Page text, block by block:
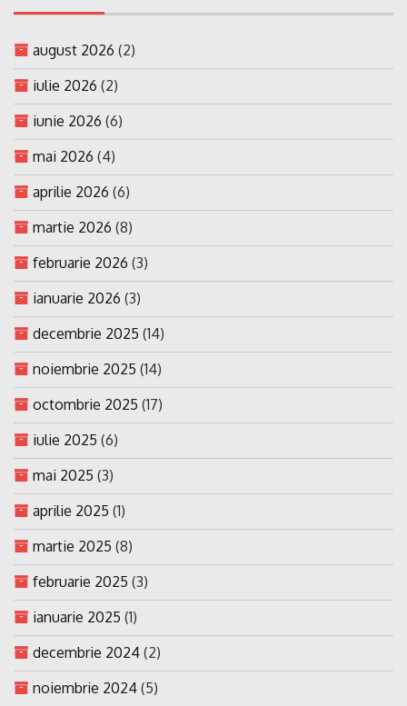
august 2026 (2)
iulie 2026 (2)
iunie 2026 (6)
mai 2026 (4)
aprilie 2026 (6)
martie 2026 (8)
februarie 2026 (3)
ianuarie 2026 (3)
decembrie 2025 (14)
noiembrie 2025 (14)
octombrie 2025 (17)
iulie 2025 (6)
mai 2025 (3)
aprilie 2025 (1)
martie 2025 (8)
februarie 2025 (3)
ianuarie 2025 (1)
decembrie 2024 (2)
noiembrie 2024 (5)